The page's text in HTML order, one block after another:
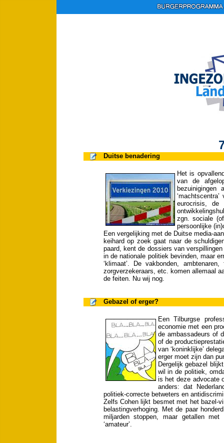
Duitse benadering
Het is
van de
eurocrisis, de
zgn. sociale
persoonlijke
Een vergelijking met de Duitse media-
keihard op zoek gaat naar de
paard, kent de dossiers van
in de nationale politiek bevinden, maar
‘klimaat’. De vakbonden,
zorgverzekeraars, etc. komen allemaal
de feiten. Nu wij nog.
Gebazel of erger?
Een Tilburgse
economie met een
de ambassadeurs of
of de
van ‘koninklijke’
erger moet zijn dan
Dergelijk gebazel
wil in de politiek,
is het deze advocate
anders: dat
politiek-correcte betweters en
Zelfs Cohen lijkt besmet met het bazel-
belastingverhoging. Met de paar
miljarden stoppen, maar getallen
‘amateur’.